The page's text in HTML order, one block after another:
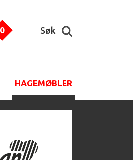
0 Søk
HAGEMØBLER